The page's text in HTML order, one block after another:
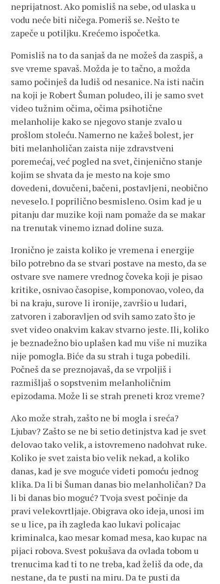
neprijatnost. Ako pomisliš na sebe, od ulaska u
vodu neće biti ničega. Pomeriš se. Nešto te
zapeče u potiljku. Krećemo ispočetka.
Pomisliš na to da sanjaš da ne možeš da zaspiš, a
sve vreme spavaš. Možda je to tačno, a možda
samo počinješ da ludiš od nesanice. Na isti način
na koji je Robert Šuman poludeo, ili je samo svet
video tužnim očima, očima psihotične
melanholije kako se njegovo stanje zvalo u
prošlom stoleću. Namerno ne kažeš bolest, jer
biti melanholičan zaista nije zdravstveni
poremećaj, već pogled na svet, činjenično stanje
kojim se shvata da je mesto na koje smo
dovedeni, dovučeni, bačeni, postavljeni, neobično
neveselo. I poprilično besmisleno. Osim kad je u
pitanju dar muzike koji nam pomaže da se makar
na trenutak vinemo iznad doline suza.
Ironično je zaista koliko je vremena i energije
bilo potrebno da se stvari postave na mesto, da se
ostvare sve namere vrednog čoveka koji je pisao
kritike, osnivao časopise, komponovao, voleo, da
bi na kraju, surove li ironije, završio u ludari,
zatvoren i zaboravljen od svih samo zato što je
svet video onakvim kakav stvarno jeste. Ili, koliko
je beznadežno bio uplašen kad mu više ni muzika
nije pomogla. Biće da su strah i tuga pobedili.
Počneš da se preznojavaš, da se vrpoljiš i
razmišljaš o sopstvenim melanholičnim
epizodama. Može li se strah preneti kroz vreme?
Ako može strah, zašto ne bi mogla i sreća?
Ljubav? Zašto se ne bi setio detinjstva kad je svet
delovao tako velik, a istovremeno nadohvat ruke.
Koliko je svet zaista bio velik nekad, a koliko
danas, kad je sve moguće videti pomoću jednog
klika. Da li bi Šuman danas bio melanholičan? Da
li bi danas bio moguć? Tvoja svest počinje da
pravi velekovrtljaje. Obigrava oko ideja, unosi im
se u lice, pa ih zagleda kao lukavi policajac
kriminalca, kao mesar komad mesa, kao kupac na
pijaci robova. Svest pokušava da ovlada tobom u
trenucima kad ti to ne treba, kad želiš da ode, da
nestane, da te pusti na miru. Da te pusti da